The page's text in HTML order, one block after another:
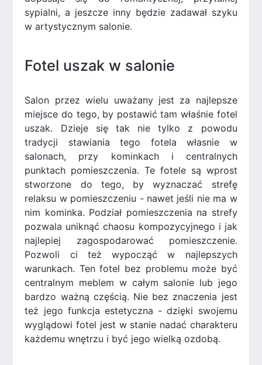
sypialni, a jeszcze inny będzie zadawał szyku
w artystycznym salonie.
Fotel uszak w salonie
Salon przez wielu uważany jest za najlepsze
miejsce do tego, by postawić tam właśnie fotel
uszak. Dzieje się tak nie tylko z powodu
tradycji stawiania tego fotela własnie w
salonach, przy kominkach i centralnych
punktach pomieszczenia. Te fotele są wprost
stworzone do tego, by wyznaczać strefę
relaksu w pomieszczeniu - nawet jeśli nie ma w
nim kominka. Podział pomieszczenia na strefy
pozwala uniknąć chaosu kompozycyjnego i jak
najlepiej zagospodarować pomieszczenie.
Pozwoli ci też wypocząć w najlepszych
warunkach. Ten fotel bez problemu może być
centralnym meblem w całym salonie lub jego
bardzo ważną częścią. Nie bez znaczenia jest
też jego funkcja estetyczna - dzięki swojemu
wyglądowi fotel jest w stanie nadać charakteru
każdemu wnętrzu i być jego wielką ozdobą.